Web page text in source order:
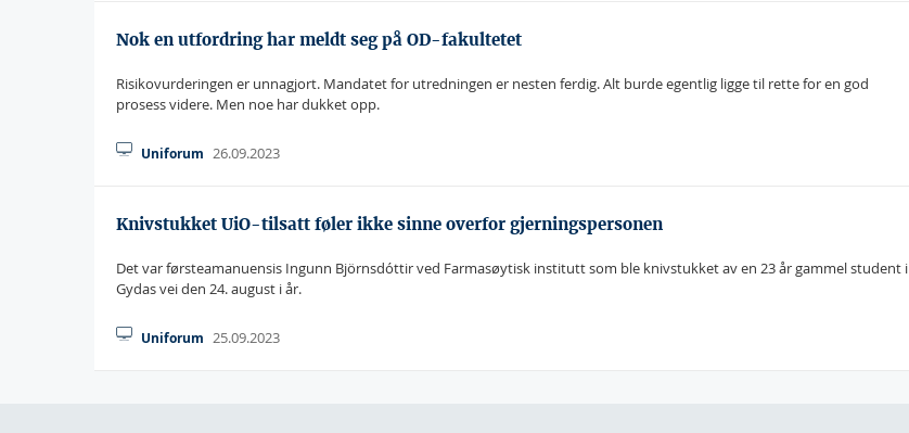
Nok en utfordring har meldt seg på OD-fakultetet
Risikovurderingen er unnagjort. Mandatet for utredningen er nesten ferdig. Alt burde egentlig ligge til rette for en god
prosess videre. Men noe har dukket opp.
Uniforum 26.09.2023
Knivstukket UiO-tilsatt føler ikke sinne overfor gjerningspersonen
Det var førsteamanuensis Ingunn Björnsdóttir ved Farmasøytisk institutt som ble knivstukket av en 23 år gammel student i
Gydas vei den 24. august i år.
Uniforum 25.09.2023